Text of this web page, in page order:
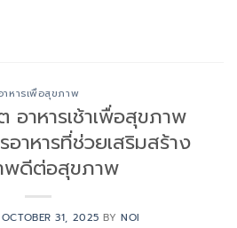
าหารเพื่อสุขภาพ
อาหารเช้าเพื่อสุขภาพ
าหารที่ช่วยเสริมสร้าง
พดีต่อสุขภาพ
OCTOBER 31, 2025 BYNOI